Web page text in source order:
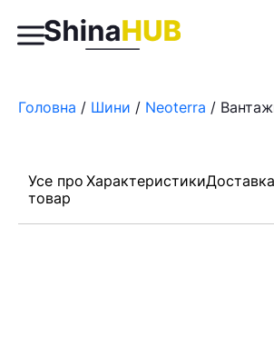
Головна / Шини / Neoterra /
Усе про
товар
ХарактеристикиДоставка